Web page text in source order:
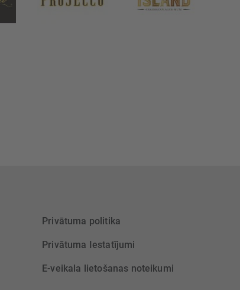
Privātuma politika
Privātuma Iestatījumi
E-veikala lietošanas noteikumi